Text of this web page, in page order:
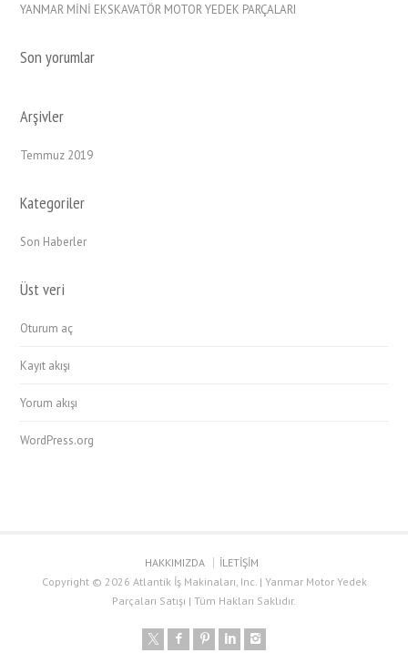
YANMAR MİNİ EKSKAVATÖR MOTOR YEDEK PARÇALARI
Son yorumlar
Arşivler
Temmuz 2019
Kategoriler
Son Haberler
Üst veri
Oturum aç
Kayıt akışı
Yorum akışı
WordPress.org
HAKKIMIZDA
İLETİŞİM
Copyright © 2026 Atlantik İş Makinaları, Inc. | Yanmar Motor Yedek
Parçaları Satışı | Tüm Hakları Saklıdır.